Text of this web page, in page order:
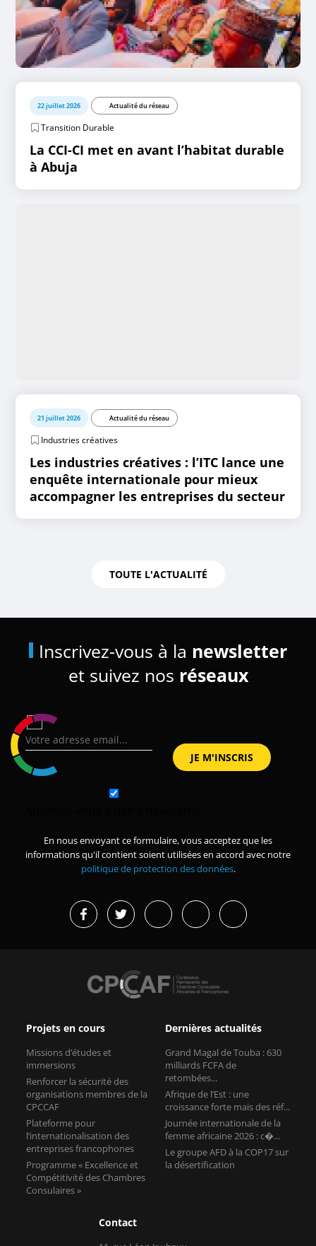
22 juillet 2026 Actualité du réseau
Transition Durable
La CCI-CI met en avant l’habitat durable
à Abuja
21 juillet 2026 Actualité du réseau
Industries créatives
Les industries créatives : l’ITC lance une
enquête internationale pour mieux
accompagner les entreprises du secteur
TOUTE L'ACTUALITÉ
Inscrivez-vous à la newsletter
et suivez nos réseaux
En nous envoyant ce formulaire, vous acceptez que les
informations qu'il contient soient utilisées en accord avec notre
politique de protection des données.
Projets en cours
Missions d’études et
immersions
Renforcer la sécurité des
organisations membres de la
CPCCAF
Plateforme pour
l’internationalisation des
entreprises francophones
Programme « Excellence et
Compétitivité des Chambres
Consulaires »
Dernières actualités
Grand Magal de Touba : 630
milliards FCFA de
retombées...
Afrique de l’Est : une
croissance forte mais des réf...
Journée internationale de la
femme africaine 2026 : c�...
Le groupe AFD à la COP17 sur
la désertification
Contact